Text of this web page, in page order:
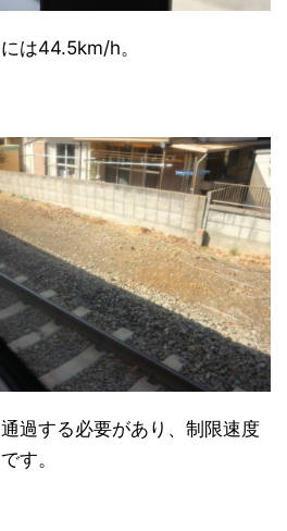
は44.5km/h。
過する必要があり、制限速度
す。